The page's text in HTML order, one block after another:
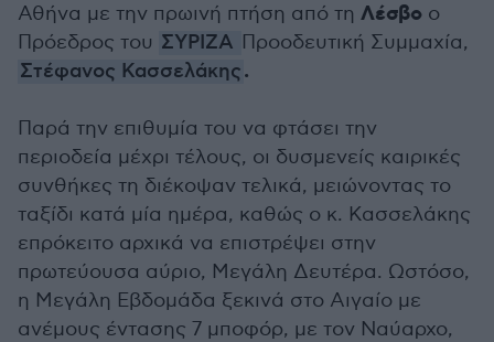
Αθήνα με την πρωινή πτήση από τη Λέσβο ο
Πρόεδρος του ΣΥΡΙΖΑ Προοδευτική Συμμαχία,
Στέφανος Κασσελάκης.
Παρά την επιθυμία του να φτάσει την
περιοδεία μέχρι τέλους, οι δυσμενείς καιρικές
συνθήκες τη διέκοψαν τελικά, μειώνοντας το
ταξίδι κατά μία ημέρα, καθώς ο κ. Κασσελάκης
επρόκειτο αρχικά να επιστρέψει στην
πρωτεύουσα αύριο, Μεγάλη Δευτέρα. Ωστόσο,
η Μεγάλη Εβδομάδα ξεκινά στο Αιγαίο με
ανέμους έντασης 7 μποφόρ, με τον Ναύαρχο,